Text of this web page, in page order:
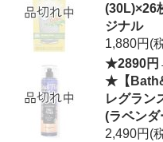
(30L)×26
ジナル
1,880円(
★2890円
★【
レグラン
(ラベン
2,490円(